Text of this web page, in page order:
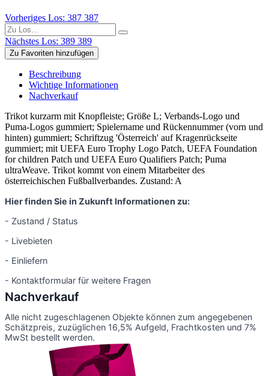
Vorheriges Los: 387 387
Nächstes Los: 389 389
Zu Favoriten hinzufügen
Beschreibung
Wichtige Informationen
Nachverkauf
Trikot kurzarm mit Knopfleiste; Größe L; Verbands-Logo und
Puma-Logos gummiert; Spielername und Rückennummer (vorn und
hinten) gummiert; Schriftzug 'Österreich' auf Kragenrückseite
gummiert; mit UEFA Euro Trophy Logo Patch, UEFA Foundation
for children Patch und UEFA Euro Qualifiers Patch; Puma
ultraWeave. Trikot kommt von einem Mitarbeiter des
österreichischen Fußballverbandes. Zustand: A
Hier finden Sie in Zukunft Informationen zu:
- Zustand / Status
- Livebieten
- Einliefern
- Kontaktformular für weitere Fragen
Nachverkauf
Alle nicht zugeschlagenen Objekte können zum angegebenen
Schätzpreis, zuzüglichen 16,5% Aufgeld, Frachtkosten und 7%
MwSt bestellt werden.